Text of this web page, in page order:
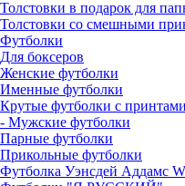
Толстовки в подарок для
Толстовки со смешными
Футболки
Для боксеров
Женские футболки
Именные футболки
Крутые футболки с принтами
- Мужские футболки
Парные футболки
Прикольные футболки
Футболка Уэнсдей Аддамс